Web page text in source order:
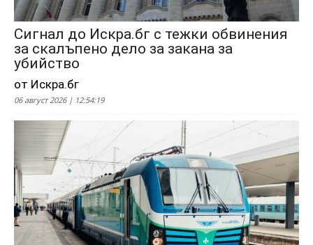
Сигнал до Искра.бг с тежки обвинения
за скалъпено дело за закана за
убийство
от Искра.бг
06 август 2026 | 12:54:19